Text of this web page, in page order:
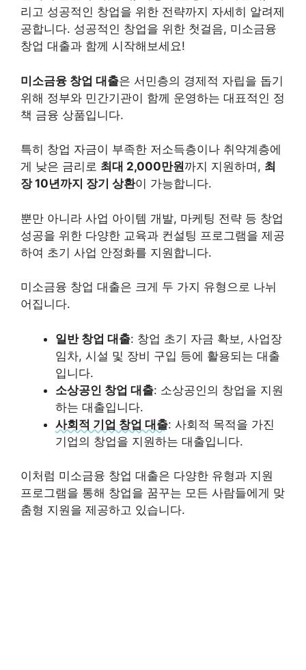
리고 성공적인 창업을 위한 전략까지 자세히 알려제
공합니다. 성공적인 창업을 위한 첫걸음, 미소금융
창업 대출과 함께 시작해보세요!
미소금융 창업 대출은 서민층의 경제적 자립을 돕기
위해 정부와 민간기관이 함께 운영하는 대표적인 정
책 금융 상품입니다.
특히 창업 자금이 부족한 저소득층이나 취약계층에
게 낮은 금리로 최대 2,000만원까지 지원하며, 최
장 10년까지 장기 상환이 가능합니다.
뿐만 아니라 사업 아이템 개발, 마케팅 전략 등 창업
성공을 위한 다양한 교육과 컨설팅 프로그램을 제공
하여 초기 사업 안정화를 지원합니다.
미소금융 창업 대출은 크게 두 가지 유형으로 나뉘
어집니다.
일반 창업 대출: 창업 초기 자금 확보, 사업장
임차, 시설 및 장비 구입 등에 활용되는 대출
입니다.
소상공인 창업 대출: 소상공인의 창업을 지원
하는 대출입니다.
사회적 기업 창업 대출: 사회적 목적을 가진
기업의 창업을 지원하는 대출입니다.
이처럼 미소금융 창업 대출은 다양한 유형과 지원
프로그램을 통해 창업을 꿈꾸는 모든 사람들에게 맞
춤형 지원을 제공하고 있습니다.